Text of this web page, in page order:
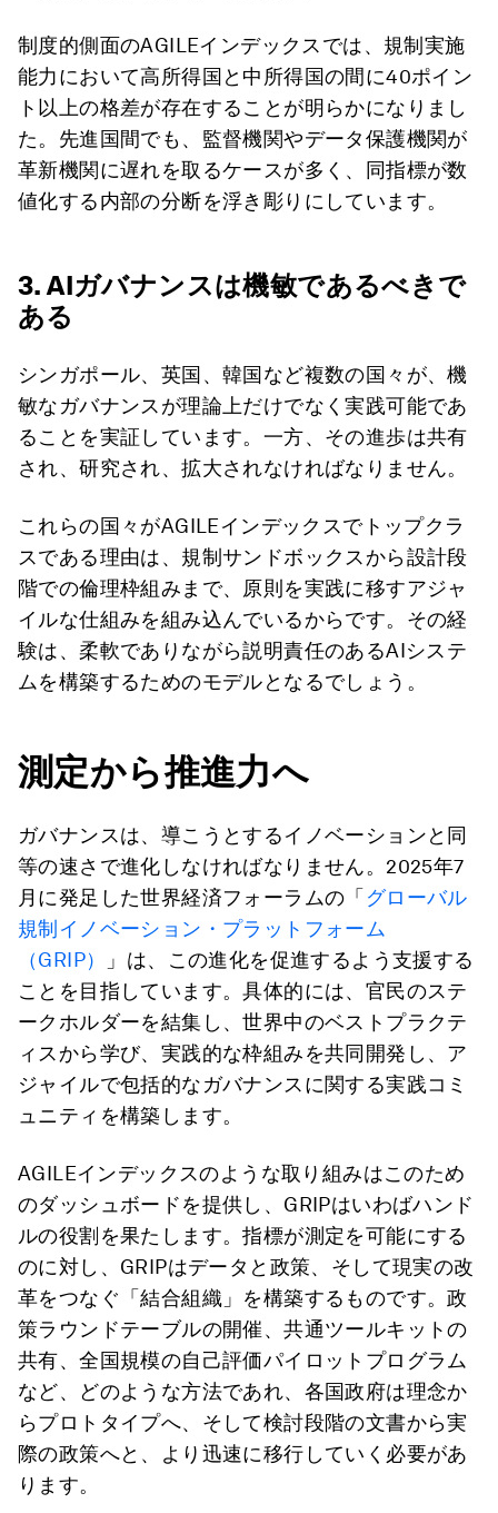
制度的側面のAGILEインデックスでは、規制実施
能力において高所得国と中所得国の間に40ポイン
ト以上の格差が存在することが明らかになりまし
た。先進国間でも、監督機関やデータ保護機関が
革新機関に遅れを取るケースが多く、同指標が数
値化する内部の分断を浮き彫りにしています。
3. AIガバナンスは機敏であるべきで
ある
シンガポール、英国、韓国など複数の国々が、機
敏なガバナンスが理論上だけでなく実践可能であ
ることを実証しています。一方、その進歩は共有
され、研究され、拡大されなければなりません。
これらの国々がAGILEインデックスでトップクラ
スである理由は、規制サンドボックスから設計段
階での倫理枠組みまで、原則を実践に移すアジャ
イルな仕組みを組み込んでいるからです。その経
験は、柔軟でありながら説明責任のあるAIシステ
ムを構築するためのモデルとなるでしょう。
測定から推進力へ
ガバナンスは、導こうとするイノベーションと同
等の速さで進化しなければなりません。2025年7
月に発足した世界経済フォーラムの「 グローバル
規制イノベーション・プラットフォーム
（GRIP）
」は、この進化を促進するよう支援する
ことを目指しています。具体的には、官民のステ
ークホルダーを結集し、世界中のベストプラクテ
ィスから学び、実践的な枠組みを共同開発し、ア
ジャイルで包括的なガバナンスに関する実践コミ
ュニティを構築します。
AGILEインデックスのような取り組みはこのため
のダッシュボードを提供し、GRIPはいわばハンド
ルの役割を果たします。指標が測定を可能にする
のに対し、GRIPはデータと政策、そして現実の改
革をつなぐ「結合組織」を構築するものです。政
策ラウンドテーブルの開催、共通ツールキットの
共有、全国規模の自己評価パイロットプログラム
など、どのような方法であれ、各国政府は理念か
らプロトタイプへ、そして検討段階の文書から実
際の政策へと、より迅速に移行していく必要があ
ります。